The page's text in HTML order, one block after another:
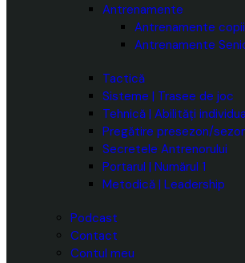
Antrenamente
Antrenamente
Antrenamente
Tactică
Sisteme | Trasee de joc
Tehnică | Abilități
Pregătire presezon/
Secretele Antrenorului
Portarul | Numărul 1
Metodică | Leadership
Podcast
Contact
Contul meu